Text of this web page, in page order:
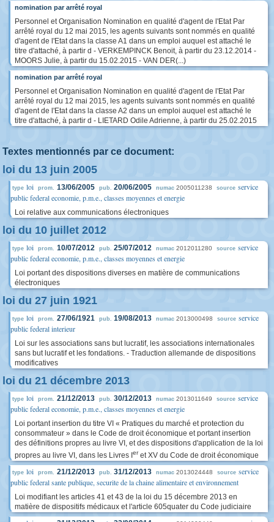
nomination par arrêté royal
Personnel et Organisation Nomination en qualité d'agent de l'Etat Par
arrêté royal du 12 mai 2015, les agents suivants sont nommés en qualité
d'agent de l'Etat dans la classe A1 dans un emploi auquel est attaché le
titre d'attaché, à partir d - VERKEMPINCK Benoit, à partir du 23.12.2014 -
MOORS Julie, à partir du 15.02.2015 - VAN DER(...)
nomination par arrêté royal
Personnel et Organisation Nomination en qualité d'agent de l'Etat Par
arrêté royal du 12 mai 2015, les agents suivants sont nommés en qualité
d'agent de l'Etat dans la classe A2 dans un emploi auquel est attaché le
titre d'attaché, à partir d - LIETARD Odile Adrienne, à partir du 25.02.2015
Textes mentionnés par ce document:
loi du 13 juin 2005
type loi prom. 13/06/2005 pub. 20/06/2005 numac 2005011238 source service
public federal economie, p.m.e., classes moyennes et energie
Loi relative aux communications électroniques
loi du 10 juillet 2012
type loi prom. 10/07/2012 pub. 25/07/2012 numac 2012011280 source service
public federal economie, p.m.e., classes moyennes et energie
Loi portant des dispositions diverses en matière de communications
électroniques
loi du 27 juin 1921
type loi prom. 27/06/1921 pub. 19/08/2013 numac 2013000498 source service
public federal interieur
Loi sur les associations sans but lucratif, les associations internationales
sans but lucratif et les fondations. - Traduction allemande de dispositions
modificatives
loi du 21 décembre 2013
type loi prom. 21/12/2013 pub. 30/12/2013 numac 2013011649 source service
public federal economie, p.m.e., classes moyennes et energie
Loi portant insertion du titre VI « Pratiques du marché et protection du
consommateur » dans le Code de droit économique et portant insertion
des définitions propres au livre VI, et des dispositions d'application de la loi
propres au livre VI, dans les Livres I er et XV du Code de droit économique
type loi prom. 21/12/2013 pub. 31/12/2013 numac 2013024448 source service
public federal sante publique, securite de la chaine alimentaire et environnement
Loi modifiant les articles 41 et 43 de la loi du 15 décembre 2013 en
matière de dispositifs médicaux et l'article 605quater du Code judiciaire